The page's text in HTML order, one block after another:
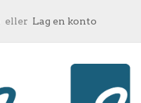
eller Lag en konto